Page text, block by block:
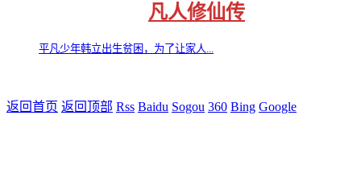
凡人修仙传
平凡少年韩立出生贫困，为了让家人...
返回首页 返回顶部 Rss Baidu Sogou 360 Bing Google